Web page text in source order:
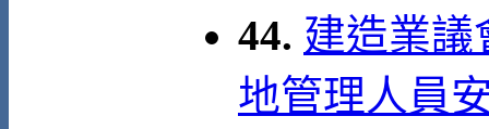
44. 建造業議
地管理人員